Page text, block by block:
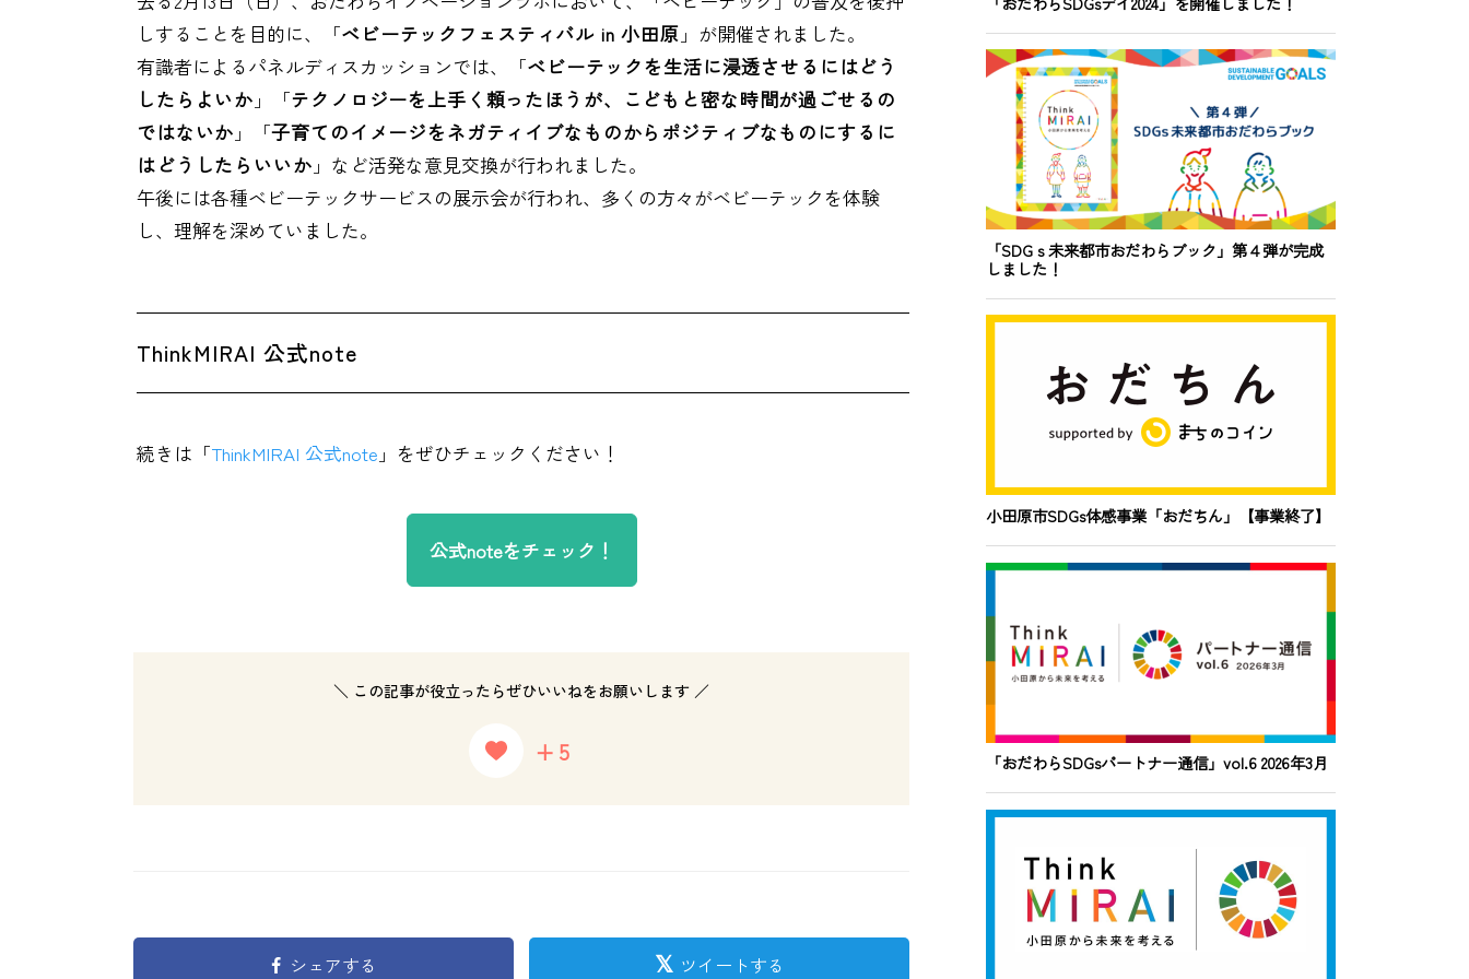
しすることを目的に、「ベビーテックフェスティバル in 小田原 」が開催されました。
有識者によるパネルディスカッションでは、「ベビーテックを生活に浸透させるにはどう
したらよいか 」「テクノロジーを上手く頼ったほうが、こどもと密な時間が過ごせるの
ではないか 」「子育てのイメージをネガティイブなものからポジティブなものにするに
はどうしたらいいか 」など活発な意見交換が行われました。
午後には各種ベビーテックサービスの展示会が行われ、多くの方々がベビーテックを体験
し、理解を深めていました。
ThinkMIRAI 公式note
続きは「ThinkMIRAI 公式note 」をぜひチェックください！
公式noteをチェック！
＼ この記事が役立ったらぜひいいねをお願いします ／
+5
シェアする ツイートする